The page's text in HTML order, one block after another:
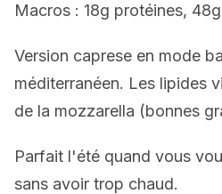
Macros : 18g protéines,
Version caprese en mode
méditerranéen. Les lipides
de la mozzarella (bonnes
Parfait l'été quand vous
sans avoir trop chaud.